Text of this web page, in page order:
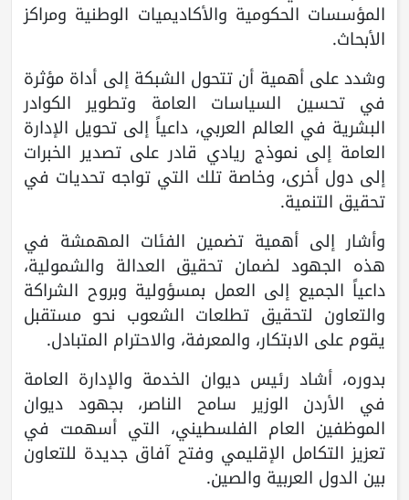
المؤسسات الحكومية والأكاديميات الوطنية ومراكز
الأبحاث.
وشدد على أهمية أن تتحول الشبكة إلى أداة مؤثرة
في تحسين السياسات العامة وتطوير الكوادر
البشرية في العالم العربي، داعياً إلى تحويل الإدارة
العامة إلى نموذج ريادي قادر على تصدير الخبرات
إلى دول أخرى، وخاصة تلك التي تواجه تحديات في
تحقيق التنمية.
وأشار إلى أهمية تضمين الفئات المهمشة في
هذه الجهود لضمان تحقيق العدالة والشمولية،
داعياً الجميع إلى العمل بمسؤولية وبروح الشراكة
والتعاون لتحقيق تطلعات الشعوب نحو مستقبل
يقوم على الابتكار، والمعرفة، والاحترام المتبادل.
بدوره، أشاد رئيس ديوان الخدمة والإدارة العامة
في الأردن الوزير سامح الناصر، بجهود ديوان
الموظفين العام الفلسطيني، التي أسهمت في
تعزيز التكامل الإقليمي وفتح آفاق جديدة للتعاون
بين الدول العربية والصين.